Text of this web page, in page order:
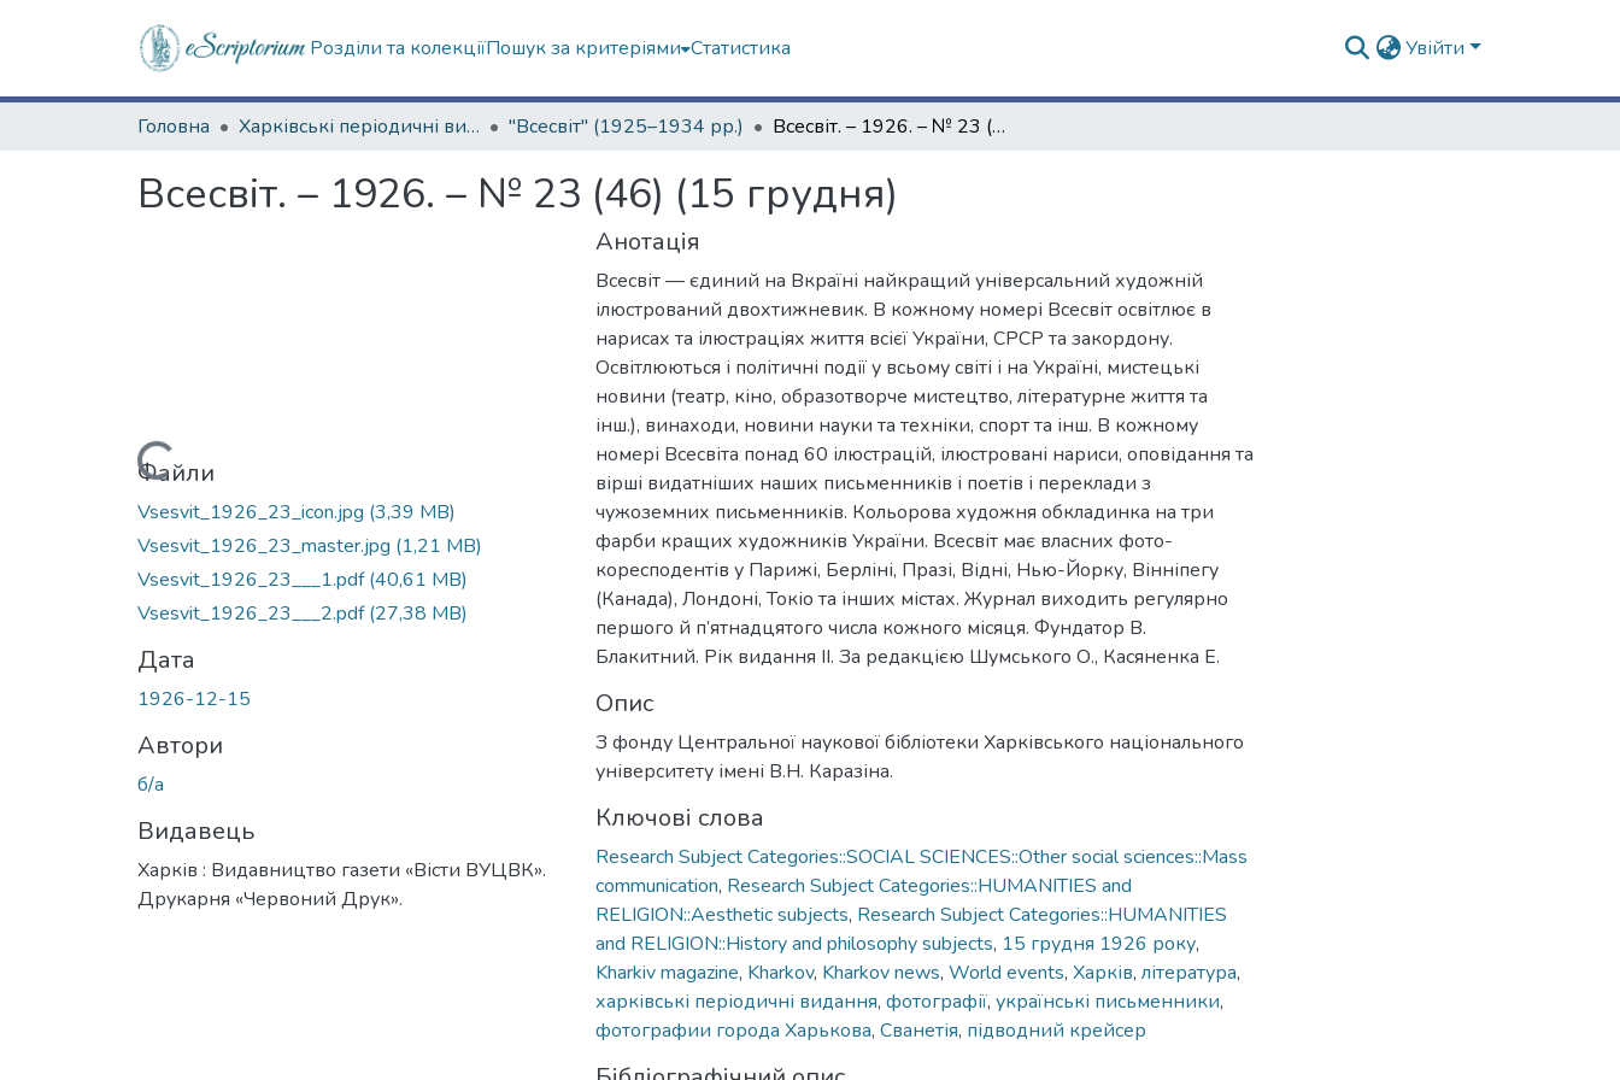
Розділи та колекціїПошук за критеріями Статистика Увійти
Головна Харківські періодичні видання "Всесвіт" (1925–1934 рр.) Всесвіт. – 1926. – № 23 (46) (15 грудня)
Всесвіт. – 1926. – № 23 (46) (15 грудня)
Вантажиться...Файли
Vsesvit_1926_23_icon.jpg (3,39 MB)
Vsesvit_1926_23_master.jpg (1,21 MB)
Vsesvit_1926_23___1.pdf(40,61 MB)
Vsesvit_1926_23___2.pdf(27,38 MB)
Дата
1926-12-15
Автори
б/а
Видавець
Харків : Видавництво газети «Вісти ВУЦВК».
Друкарня «Червоний Друк».
Анотація
Всесвіт — єдиний на Вкраїні найкращий універсальний художній
ілюстрований двохтижневик. В кожному номері Всесвіт освітлює в
нарисах та ілюстраціях життя всієї України, СРСР та закордону.
Освітлюються і політичні події у всьому світі і на Україні, мистецькі
новини (театр, кіно, образотворче мистецтво, літературне життя та
інш.), винаходи, новини науки та техніки, спорт та інш. В кожному
номері Всесвіта понад 60 ілюстрацій, ілюстровані нариси, оповідання та
вірші видатніших наших письменників і поетів і переклади з
чужоземних письменників. Кольорова художня обкладинка на три
фарби кращих художників України. Всесвіт має власних фото-
коресподентів у Парижі, Берліні, Празі, Відні, Нью-Йорку, Вінніпегу
(Канада), Лондоні, Токіо та інших містах. Журнал виходить регулярно
першого й п’ятнадцятого числа кожного місяця. Фундатор В.
Блакитний. Рік видання ІІ. За редакцією Шумського О., Касяненка Е.
Опис
З фонду Центральної наукової бібліотеки Харківського національного
університету імені В.Н. Каразіна.
Ключові слова
Research Subject Categories::SOCIAL SCIENCES::Other social sciences::Mass
communication, Research Subject Categories::HUMANITIES and
RELIGION::Aesthetic subjects, Research Subject Categories::HUMANITIES
and RELIGION::History and philosophy subjects, 15 грудня 1926 року,
Kharkiv magazine, Kharkоv, Kharkov news, World events, Харків, література,
харківські періодичні видання, фотографії, українські письменники,
фотографии города Харькова, Сванетія, підводний крейсер